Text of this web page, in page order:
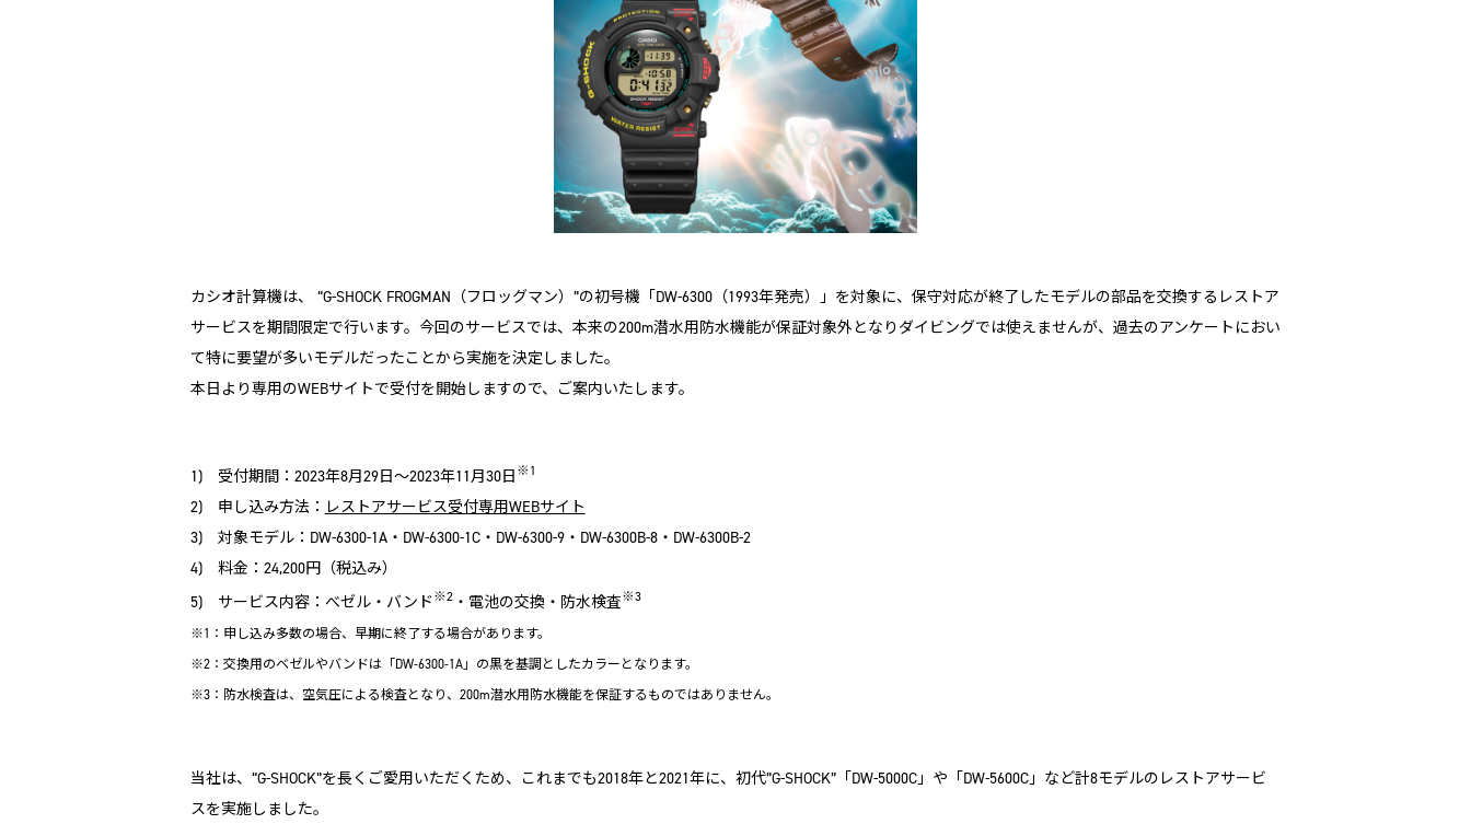
カシオ計算機は、 “G-SHOCK FROGMAN（フロッグマン）”の初号機「DW-6300（1993年発売）」を対象に、保守対応が終了したモデルの部品を交換するレストア
サービスを期間限定で行います。今回のサービスでは、本来の200m潜水用防水機能が保証対象外となりダイビングでは使えませんが、過去のアンケートにおい
て特に要望が多いモデルだったことから実施を決定しました。
本日より専用のWEBサイトで受付を開始しますので、ご案内いたします。
1) 受付期間：2023年8月29日～2023年11月30日※1
2) 申し込み方法： レストアサービス受付専用WEBサイト
3) 対象モデル：DW-6300-1A・DW-6300-1C・DW-6300-9・DW-6300B­-8・DW-6300B­-2
4) 料金：24,200円（税込み）
5) サービス内容：べゼル・バンド※2・電池の交換・防水検査※3
※1：申し込み多数の場合、早期に終了する場合があります。
※2：交換用のベゼルやバンドは「DW-6300-1A」の黒を基調としたカラーとなります。
※3：防水検査は、空気圧による検査となり、200m潜水用防水機能を保証するものではありません。
当社は、“G-SHOCK”を長くご愛用いただくため、これまでも2018年と2021年に、初代”G-SHOCK”「DW-5000C」や「DW-5600C」など計8モデルのレストアサービ
スを実施しました。